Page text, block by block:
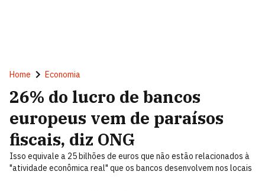
Home Economia
26% do lucro de bancos
europeus vem de paraísos
fiscais, diz ONG
Isso equivale a 25 bilhões de euros que não estão relacionados à
"atividade econômica real" que os bancos desenvolvem nos locais